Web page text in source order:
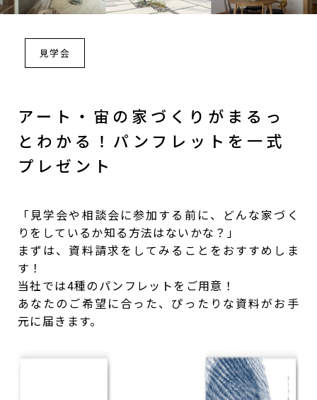
見学会
アート・宙の家づくりがまるっ
とわかる！パンフレットを一式
プレゼント
「見学会や相談会に参加する前に、どんな家づく
りをしているか知る方法はないかな？」
まずは、資料請求をしてみることをおすすめしま
す！
当社では4種のパンフレットをご用意！
あなたのご希望に合った、ぴったりな資料がお手
元に届きます。